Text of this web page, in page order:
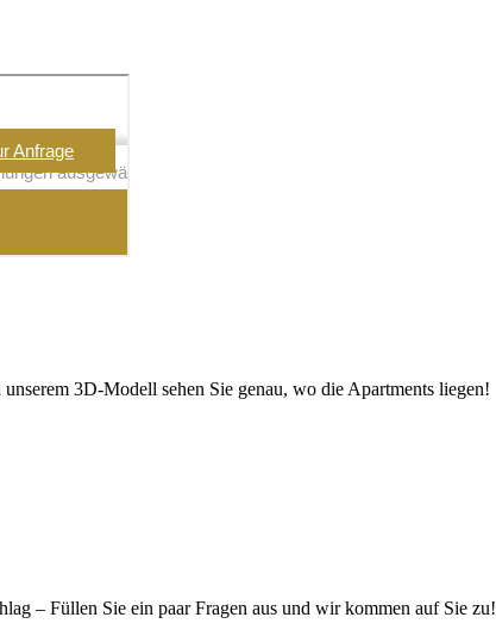
3D-Modell sehen Sie genau, wo die Apartments liegen!
– Füllen Sie ein paar Fragen aus und wir kommen auf Sie zu!